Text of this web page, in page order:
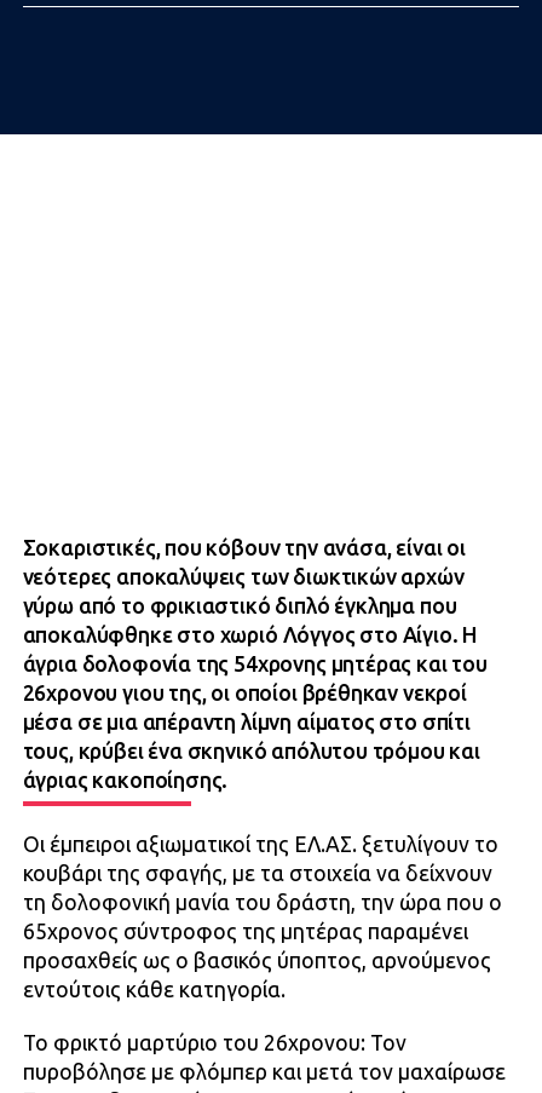
Σοκαριστικές, που κόβουν την ανάσα, είναι οι
νεότερες αποκαλύψεις των διωκτικών αρχών
γύρω από το φρικιαστικό διπλό έγκλημα που
αποκαλύφθηκε στο χωριό Λόγγος στο Αίγιο. Η
άγρια δολοφονία της 54χρονης μητέρας και του
26χρονου γιου της, οι οποίοι βρέθηκαν νεκροί
μέσα σε μια απέραντη λίμνη αίματος στο σπίτι
τους, κρύβει ένα σκηνικό απόλυτου τρόμου και
άγριας κακοποίησης.
Οι έμπειροι αξιωματικοί της ΕΛ.ΑΣ. ξετυλίγουν το
κουβάρι της σφαγής, με τα στοιχεία να δείχνουν
τη δολοφονική μανία του δράστη, την ώρα που ο
65χρονος σύντροφος της μητέρας παραμένει
προσαχθείς ως ο βασικός ύποπτος, αρνούμενος
εντούτοις κάθε κατηγορία.
Το φρικτό μαρτύριο του 26χρονου: Τον
πυροβόλησε με φλόμπερ και μετά τον μαχαίρωσε